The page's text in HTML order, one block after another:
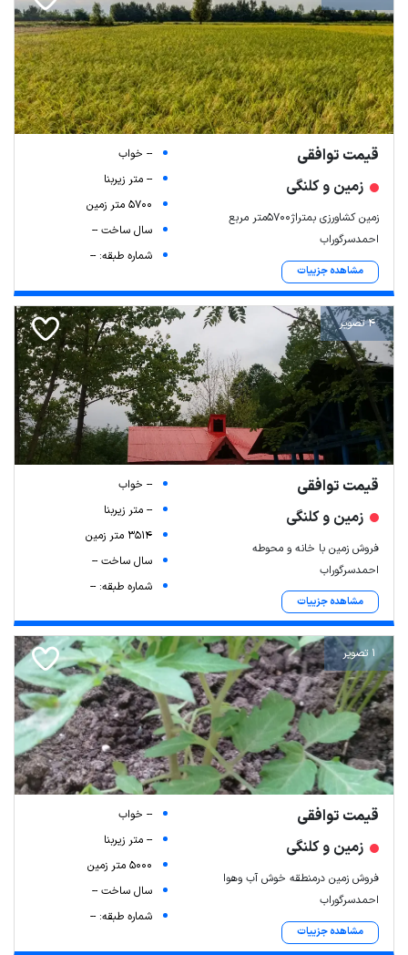
قیمت توافقی
زمین و کلنگی
زمین کشاورزی بمتراژ۵۷۰۰متر مربع
احمدسرگوراب
مشاهده جزییات
-- خواب
-- متر زیربنا
5700 متر زمین
سال ساخت --
شماره طبقه: --
4 تصویر
قیمت توافقی
زمین و کلنگی
فروش زمین با خانه و محوطه
احمدسرگوراب
مشاهده جزییات
-- خواب
-- متر زیربنا
3514 متر زمین
سال ساخت --
شماره طبقه: --
1 تصویر
قیمت توافقی
زمین و کلنگی
فروش زمین درمنطقه خوش آب وهوا
احمدسرگوراب
مشاهده جزییات
-- خواب
-- متر زیربنا
5000 متر زمین
سال ساخت --
شماره طبقه: --